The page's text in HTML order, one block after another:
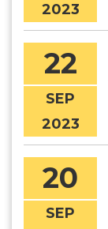
2023
22
SEP
2023
20
SEP